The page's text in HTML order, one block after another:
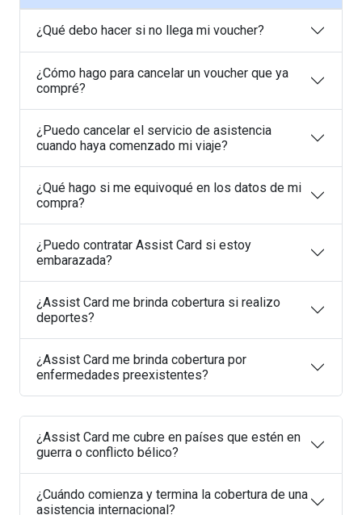
¿Qué debo hacer si no llega mi voucher?
¿Cómo hago para cancelar un voucher que ya
compré?
¿Puedo cancelar el servicio de asistencia
cuando haya comenzado mi viaje?
¿Qué hago si me equivoqué en los datos de mi
compra?
¿Puedo contratar Assist Card si estoy
embarazada?
¿Assist Card me brinda cobertura si realizo
deportes?
¿Assist Card me brinda cobertura por
enfermedades preexistentes?
¿Assist Card me cubre en países que estén en
guerra o conflicto bélico?
¿Cuándo comienza y termina la cobertura de una
asistencia internacional?